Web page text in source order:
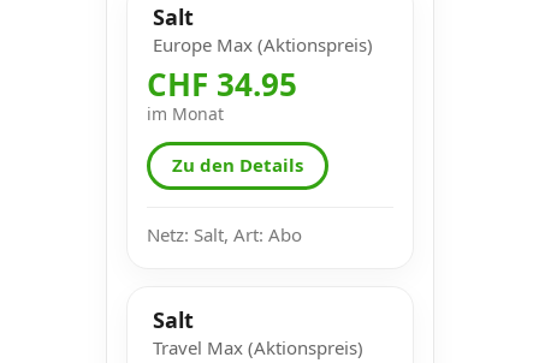
Salt
Europe Max (Aktionspreis)
CHF 34.95
im Monat
Zu den Details
Netz: Salt, Art: Abo
Salt
Travel Max (Aktionspreis)